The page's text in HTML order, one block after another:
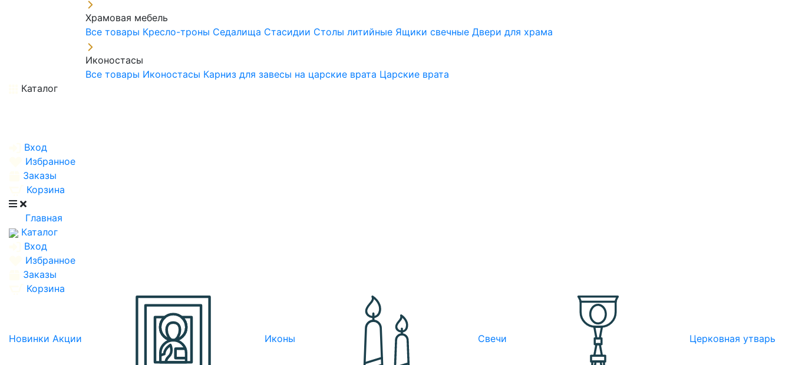
Храмовая мебель
Все товары Кресло-троны Седалища Стасидии Столы литийные Ящики свечныеДвери для храма
Иконостасы
Все товары Иконостасы Карниз для завесы на царские врата Царские врата
Каталог
Вход
Избранное
Заказы
Корзина
Главная
Каталог
Вход
Избранное
Заказы
Корзина
Новинки Акции Иконы Свечи Церковная утварь